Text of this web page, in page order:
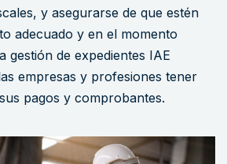
y asegurarse de que estén
adecuado y en el momento
gestión de expedientes IAE
empresas y profesiones tener
pagos y comprobantes.